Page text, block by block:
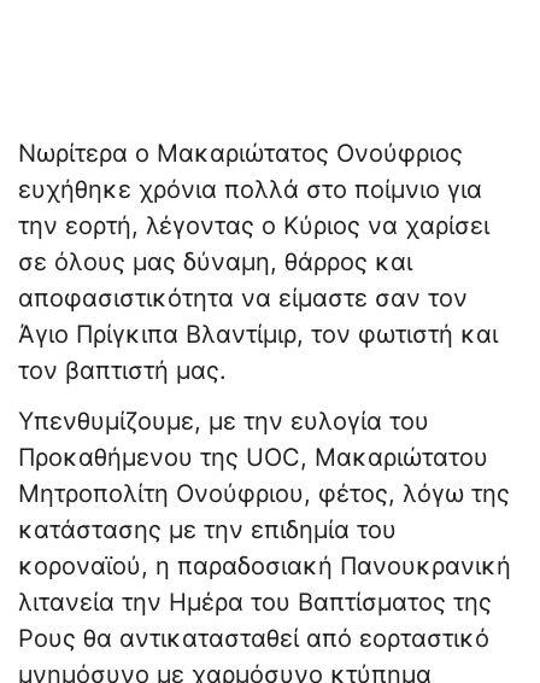
Νωρίτερα ο Μακαριώτατος Ονούφριος
ευχήθηκε χρόνια πολλά στο ποίμνιο για
την εορτή, λέγοντας ο Κύριος να χαρίσει
σε όλους μας δύναμη, θάρρος και
αποφασιστικότητα να είμαστε σαν τον
Άγιο Πρίγκιπα Βλαντίμιρ, τον φωτιστή και
τον βαπτιστή μας.
Υπενθυμίζουμε, με την ευλογία του
Προκαθήμενου της UOC, Μακαριώτατου
Μητροπολίτη Ονούφριου, φέτος, λόγω της
κατάστασης με την επιδημία του
κοροναϊού, η παραδοσιακή Πανουκρανική
λιτανεία την Ημέρα του Βαπτίσματος της
Ρους θα αντικατασταθεί από εορταστικό
μνημόσυνο με χαρμόσυνο κτύπημα